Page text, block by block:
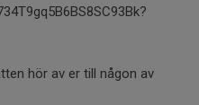
hör av er till någon av